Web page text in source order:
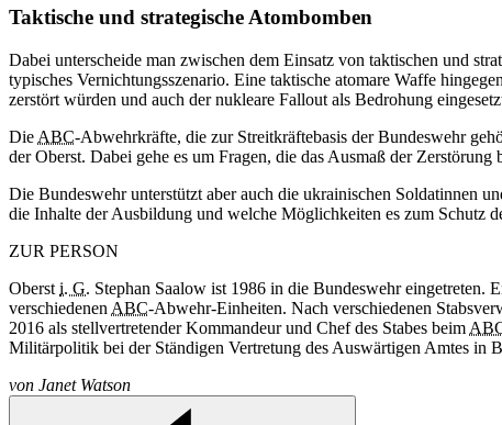
Taktische und strategische Atombomben
Dabei unterscheide man zwischen dem Einsatz von taktischen und
typisches Vernichtungsszenario. Eine taktische atomare Waffe
zerstört würden und auch der nukleare Fallout als Bedrohung
Die ABC-Abwehrkräfte, die zur Streitkräftebasis der Bundeswehr
der Oberst. Dabei gehe es um Fragen, die das Ausmaß der
Die Bundeswehr unterstützt aber auch die ukrainischen Soldatinnen
die Inhalte der Ausbildung und welche Möglichkeiten es zum Schutz
ZUR PERSON
Oberst i. G. Stephan Saalow ist 1986 in die Bundeswehr eingetreten.
verschiedenen ABC-Abwehr-Einheiten. Nach verschiedenen
2016 als stellvertretender Kommandeur und Chef des Stabes beim
Militärpolitik bei der Ständigen Vertretung des Auswärtigen Amtes in
von Janet Watson